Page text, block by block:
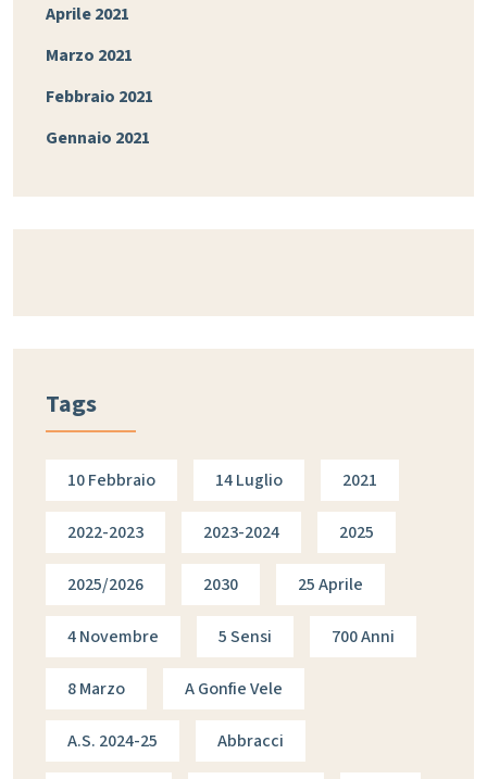
Aprile 2021
Marzo 2021
Febbraio 2021
Gennaio 2021
Tags
10 Febbraio 14 Luglio 2021
2022-2023 2023-2024 2025
2025/2026 2030 25 Aprile
4 Novembre 5 Sensi 700 Anni
8 Marzo A Gonfie Vele
A.s. 2024-25 Abbracci